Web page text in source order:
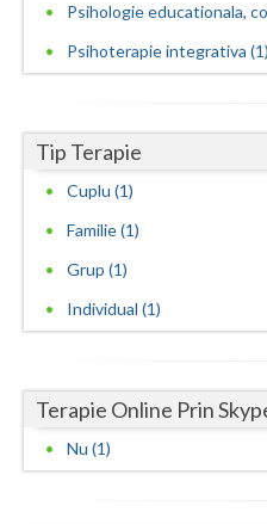
Teleorman
Tulcea
Vaslui
Vrancea
Psihologie educationala,
Psihoterapie integrativa (1)
Tip Terapie
Cuplu (1)
Familie (1)
Grup (1)
Individual (1)
Terapie Online Prin
Nu (1)